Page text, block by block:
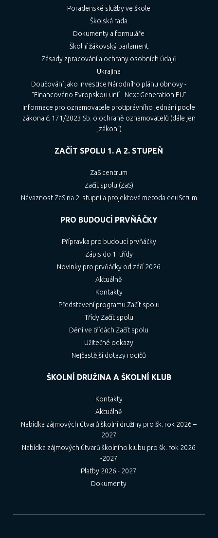
Poradenské služby ve škole
Školská rada
Dokumenty a formuláře
Školní žákovský parlament
Zásady zpracování a ochrany osobních údajů
Ukrajina
Doučování jako investice Národního plánu obnovy -
"Financováno Evropskou unií - Next Generation EU"
Informace pro oznamovatele protiprávního jednání podle
zákona č. 171/2023 Sb. o ochraně oznamovatelů (dále jen
„zákon“)
ZAČÍT SPOLU 1. A 2. STUPEŇ
ZaS centrum
Začít spolu (ZaS)
Návaznost ZaS na 2. stupni a projektová metoda eduScrum
PRO BUDOUCÍ PRVŇÁČKY
Přípravka pro budoucí prvňáčky
Zápis do 1. třídy
Novinky pro prvňáčky od září 2026
Aktuálně
Kontakty
Představení programu Začít spolu
Třídy Začít spolu
Dění ve třídách Začít spolu
Užitečné odkazy
Nejčastější dotazy rodičů
ŠKOLNÍ DRUŽINA A ŠKOLNÍ KLUB
Kontakty
Aktuálně
Nabídka zájmových útvarů školní družiny pro šk. rok 2026 –
2027
Nabídka zájmových útvarů školního klubu pro šk. rok 2026
-2027
Platby 2026 - 2027
Dokumenty